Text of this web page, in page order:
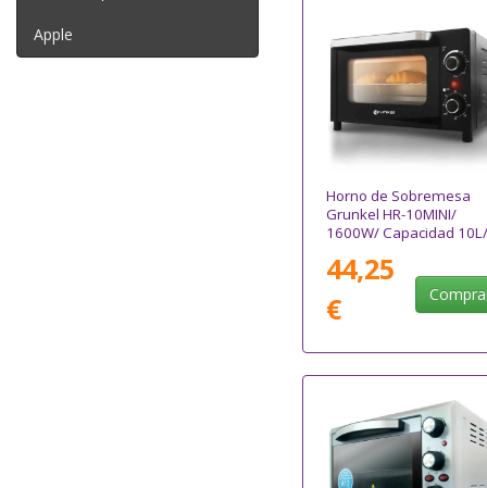
Apple
Horno de Sobremesa
Grunkel HR-10MINI/
1600W/ Capacidad 10L/
44,25
€